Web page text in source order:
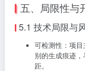
五、局限性与
5.1 技术局限与
可检测性：项
别的生成痕迹
距。